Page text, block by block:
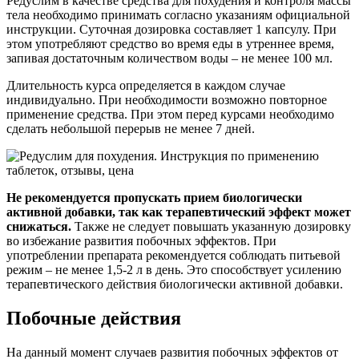
тела необходимо принимать согласно указаниям официальной
инструкции. Суточная дозировка составляет 1 капсулу. При
этом употребляют средство во время еды в утреннее время,
запивая достаточным количеством воды – не менее 100 мл.
Длительность курса определяется в каждом случае
индивидуально. При необходимости возможно повторное
применение средства. При этом перед курсами необходимо
сделать небольшой перерыв не менее 7 дней.
Не рекомендуется пропускать прием биологически
активной добавки, так как терапевтический эффект может
снижаться. Также не следует повышать указанную дозировку
во избежание развития побочных эффектов. При
употреблении препарата рекомендуется соблюдать питьевой
режим – не менее 1,5-2 л в день. Это способствует усилению
терапевтического действия биологически активной добавки.
Побочные действия
На данный момент случаев развития побочных эффектов от